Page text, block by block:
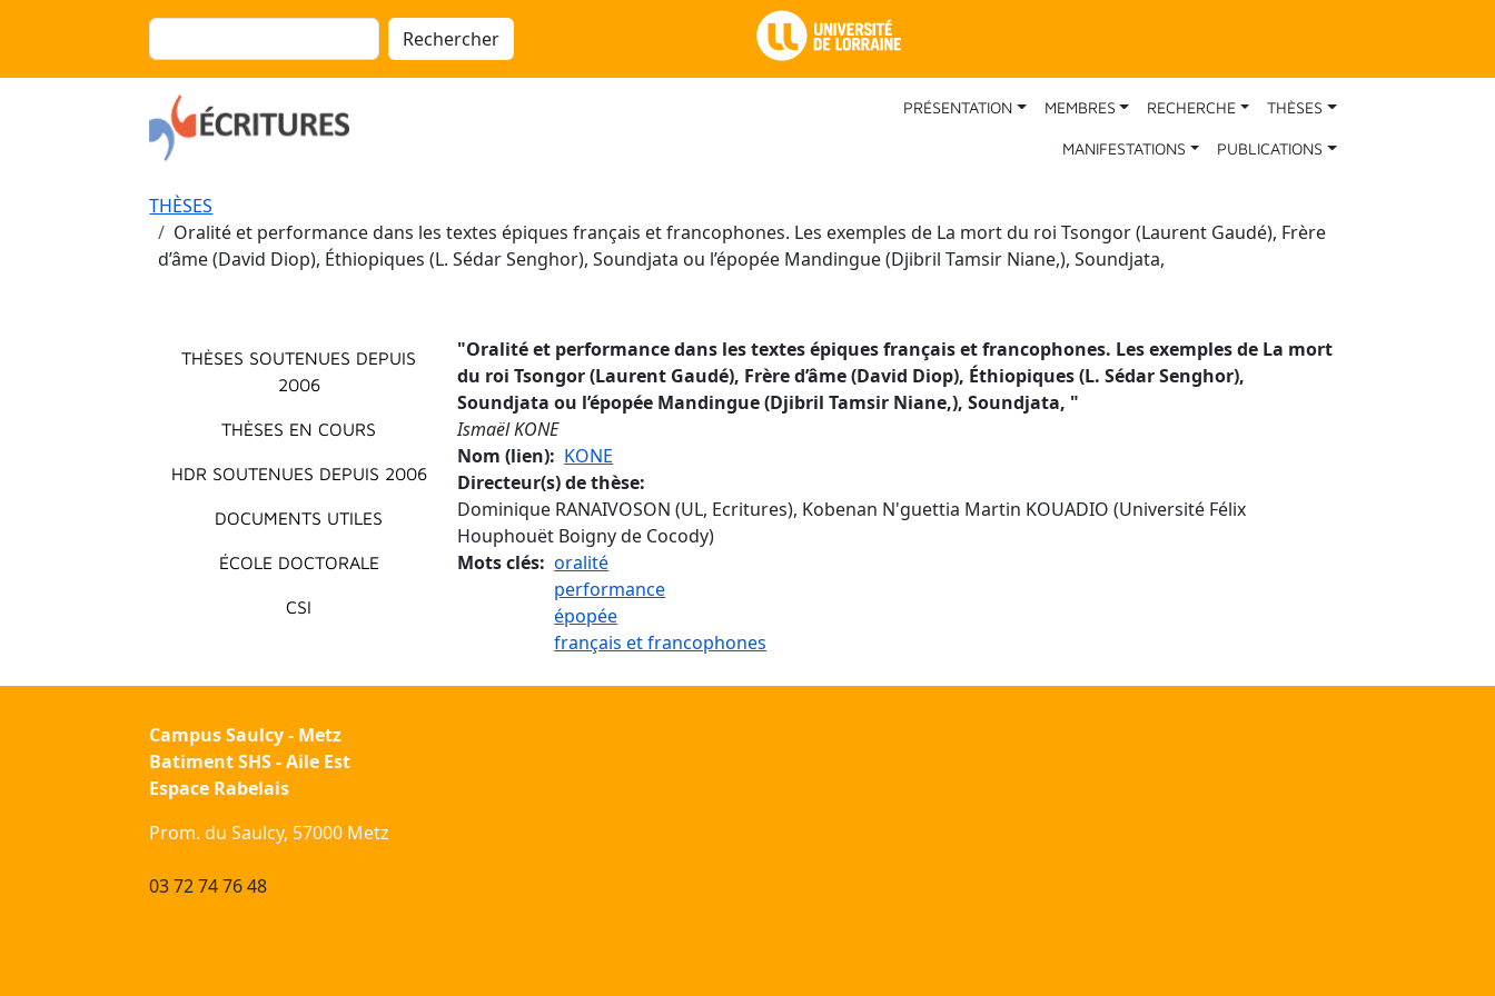
Aller au contenu principal
Main NavigationPRÉSENTATION MEMBRES RECHERCHE THÈSES
MANIFESTATIONS PUBLICATIONS
Fil d'Ariane
THÈSES
Oralité et performance dans les textes épiques français et francophones. Les exemples de La mort du roi Tsongor (Laurent Gaudé), Frère
d’âme (David Diop), Éthiopiques (L. Sédar Senghor), Soundjata ou l’épopée Mandingue (Djibril Tamsir Niane,), Soundjata,
Menu principal
THÈSES SOUTENUES DEPUIS
2006
THÈSES EN COURS
HDR SOUTENUES DEPUIS 2006
DOCUMENTS UTILES
ÉCOLE DOCTORALE
CSI
"Oralité et performance dans les textes épiques français et francophones. Les exemples de La mort
du roi Tsongor (Laurent Gaudé), Frère d’âme (David Diop), Éthiopiques (L. Sédar Senghor),
Soundjata ou l’épopée Mandingue (Djibril Tamsir Niane,), Soundjata, "
Ismaël KONE
Nom (lien)
KONE
Directeur(s) de thèse
Dominique RANAIVOSON (UL, Ecritures), Kobenan N'guettia Martin KOUADIO (Université Félix
Houphouët Boigny de Cocody)
Mots clés oralité
performance
épopée
français et francophones
Campus Saulcy - Metz
Batiment SHS - Aile Est
Espace Rabelais
Prom. du Saulcy, 57000 Metz
03 72 74 76 48
Panneau de gestion des cookies